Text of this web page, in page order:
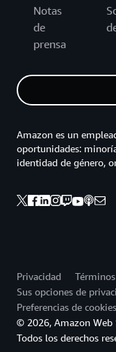
Notas
de
prensa
Amazon es un
oportunidades:
identidad de género,
Privacidad
Sus opciones de
Preferencias de cookies
© 2026, Amazon Web
Todos los derechos